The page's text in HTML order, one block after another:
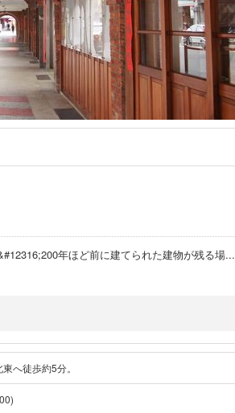
年ほど前に建てられた建物が残る場...
へ徒歩約5分。